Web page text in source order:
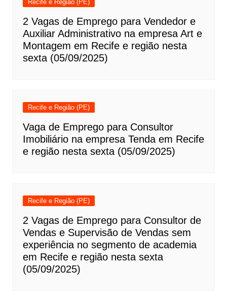
Recife e Região (PE)
2 Vagas de Emprego para Vendedor e
Auxiliar Administrativo na empresa Art e
Montagem em Recife e região nesta
sexta (05/09/2025)
Recife e Região (PE)
Vaga de Emprego para Consultor
Imobiliário na empresa Tenda em Recife
e região nesta sexta (05/09/2025)
Recife e Região (PE)
2 Vagas de Emprego para Consultor de
Vendas e Supervisão de Vendas sem
experiência no segmento de academia
em Recife e região nesta sexta
(05/09/2025)